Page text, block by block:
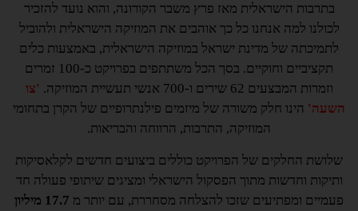
בתרבות הישראלית מאז פרץ משבר הקורונה, והוא נועד להזכיר
לכולנו למה אנחנו כל כך אוהבים את המוזיקה הישראלית ולהוביל
לתמיכתה של מדינת ישראל במוזיקה הישראלית, באמצעות כלים
תקציביים וחוקיים. בסך הכל משתתפים בפרויקט כ-100 זמרים
וזמרות המבצעים 62 שירים ו-700 אנשי תעשיית המוזיקה.
'צו
השעה' הינו חלק משורה של מיזמים פילנתרופיים של הקרן בתחומי
המוזיקה, התרבות, הרווחה והבריאות.
שלושת החלקים של הפרויקט כוללים ביצועים חדשים לקלאסיקות
ותיקות וחדשות מתוך הפסקול הישראלי ומציגים שיתופי פעולה חד
פעמיים ומפתיעים שזכו להצלחה מסחררת, עם יותר מ 17.7 מיליון